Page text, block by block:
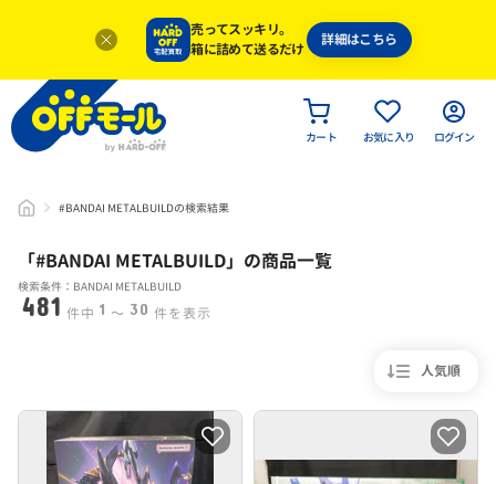
売ってスッキリ。
箱に詰めて送るだけ
詳細はこちら
カート お気に入り ログイン
#BANDAI METALBUILDの検索結果
「#BANDAI METALBUILD」 の商品一覧
検索条件：BANDAI METALBUILD
481 件中 1 〜 30 件を表示
人気順